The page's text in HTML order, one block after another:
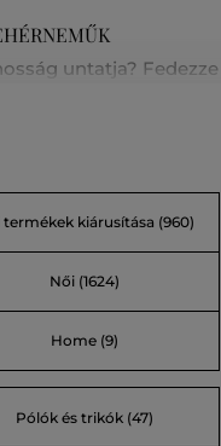
untatja? Fedezze
keverékét. Karl
„A divat olyan
vagy „Az unalom
termékek kiárusítása (960)
Női(1624)
Home(9)
Pólók és trikók (47)